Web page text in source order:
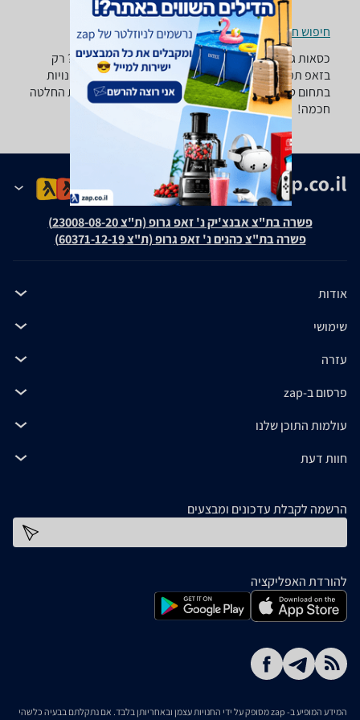
חיפוש חנויות כסאות גלגלים לפי עיר
כסאות גלגלים ‏AI -נמצאו 0 מוצרים. מחפש כסא גלגלים? רק
בזאפ תמצאו חוות דעת, השוואת מחירים ביותר מאלף חנויות
בתחום טיפוח יופי ובריאות וכל המידע הנחוץ עבור קבלת החלטה
חכמה!
פשרה בת"צ אבנצ'יק נ' זאפ גרופ (ת"צ 23008-08-20)
פשרה בת"צ כהנים נ' זאפ גרופ (ת"צ 60371-12-19)
אודות
שימושי
עזרה
פרסום ב-zap
עולמות התוכן שלנו
חוות דעת
הרשמה לקבלת עדכונים ומבצעים
להורדת האפליקציה
המידע המופיע ב- zap מסופק על ידי החנויות עצמן ובאחריותן בלבד. אם נתקלתם בבעיה כלשהי